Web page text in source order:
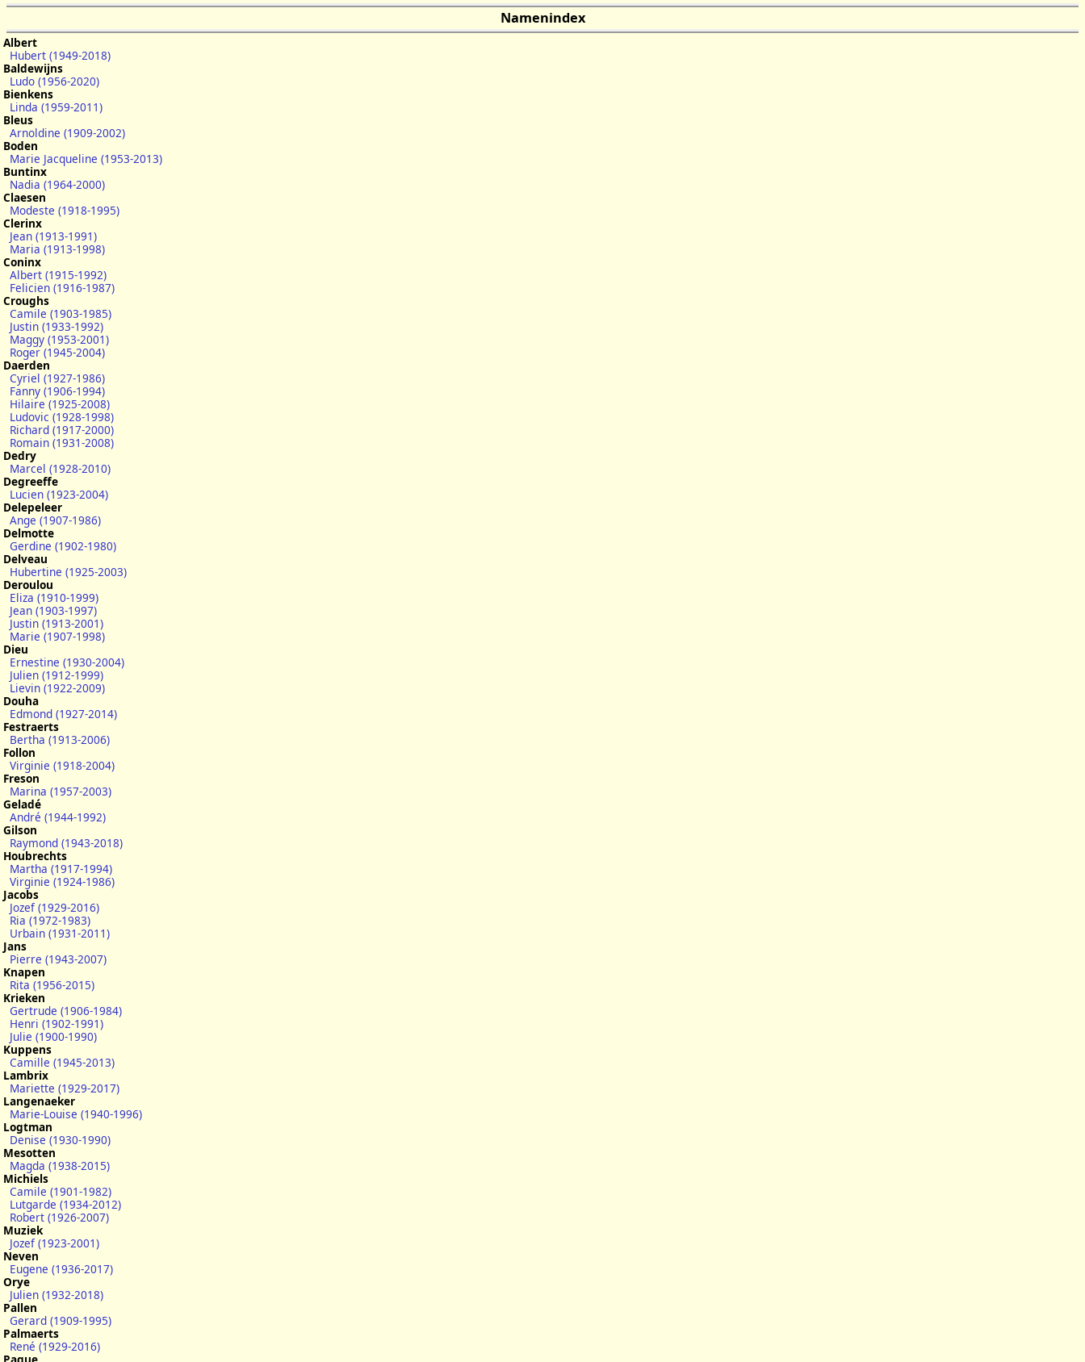
Namenindex
Albert
Hubert (1949-2018)
Baldewijns
Ludo (1956-2020)
Bienkens
Linda (1959-2011)
Bleus
Arnoldine (1909-2002)
Boden
Marie Jacqueline (1953-2013)
Buntinx
Nadia (1964-2000)
Claesen
Modeste (1918-1995)
Clerinx
Jean (1913-1991)
Maria (1913-1998)
Coninx
Albert (1915-1992)
Felicien (1916-1987)
Croughs
Camile (1903-1985)
Justin (1933-1992)
Maggy (1953-2001)
Roger (1945-2004)
Daerden
Cyriel (1927-1986)
Fanny (1906-1994)
Hilaire (1925-2008)
Ludovic (1928-1998)
Richard (1917-2000)
Romain (1931-2008)
Dedry
Marcel (1928-2010)
Degreeffe
Lucien (1923-2004)
Delepeleer
Ange (1907-1986)
Delmotte
Gerdine (1902-1980)
Delveau
Hubertine (1925-2003)
Deroulou
Eliza (1910-1999)
Jean (1903-1997)
Justin (1913-2001)
Marie (1907-1998)
Dieu
Ernestine (1930-2004)
Julien (1912-1999)
Lievin (1922-2009)
Douha
Edmond (1927-2014)
Festraerts
Bertha (1913-2006)
Follon
Virginie (1918-2004)
Freson
Marina (1957-2003)
Geladé
André (1944-1992)
Gilson
Raymond (1943-2018)
Houbrechts
Martha (1917-1994)
Virginie (1924-1986)
Jacobs
Jozef (1929-2016)
Ria (1972-1983)
Urbain (1931-2011)
Jans
Pierre (1943-2007)
Knapen
Rita (1956-2015)
Krieken
Gertrude (1906-1984)
Henri (1902-1991)
Julie (1900-1990)
Kuppens
Camille (1945-2013)
Lambrix
Mariette (1929-2017)
Langenaeker
Marie-Louise (1940-1996)
Logtman
Denise (1930-1990)
Mesotten
Magda (1938-2015)
Michiels
Camile (1901-1982)
Lutgarde (1934-2012)
Robert (1926-2007)
Muziek
Jozef (1923-2001)
Neven
Eugene (1936-2017)
Orye
Julien (1932-2018)
Pallen
Gerard (1909-1995)
Palmaerts
René (1929-2016)